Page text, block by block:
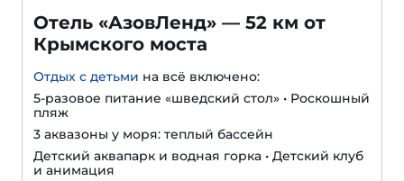
Отель «АзовЛенд» — 52 км от
Крымского моста
Отдых с детьми на всё включено:
5-разовое питание «шведский стол» • Роскошный
пляж
3 аквазоны у моря: теплый бассейн
Детский аквапарк и водная горка • Детский клуб
и анимация